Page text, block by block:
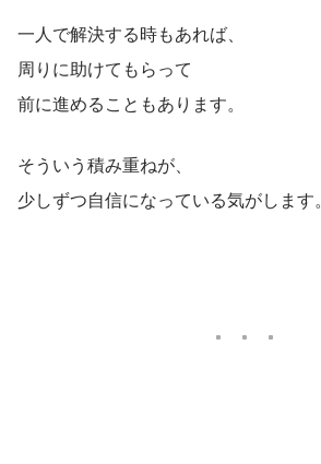
一人で解決する時もあれば、
周りに助けてもらって
前に進めることもあります。
そういう積み重ねが、
少しずつ自信になっている気がします。